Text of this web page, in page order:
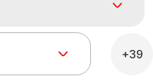
+39